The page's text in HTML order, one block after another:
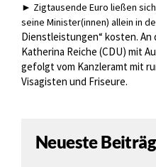
► Zigtausende Euro ließen
seine Minister(innen) allein in
Dienstleistungen“ kosten.
Katherina Reiche (CDU) mit
gefolgt vom Kanzleramt mit
Visagisten und Friseure.
Neueste